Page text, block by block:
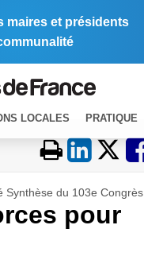
maires et présidents
LOCALES PRATIQUE
Synthèse du 103e Congrès
pour